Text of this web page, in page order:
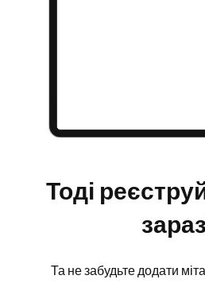
Тоді
Та не забудьте додати